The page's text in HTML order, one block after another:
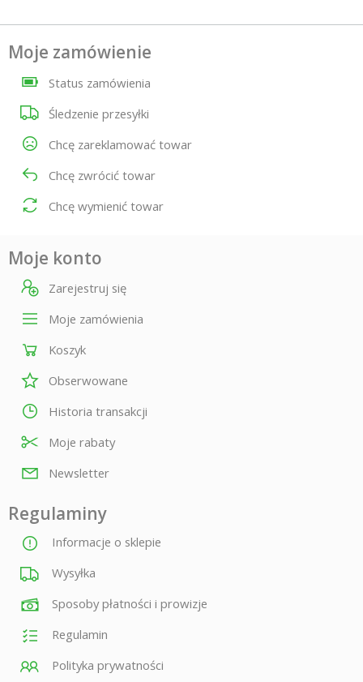
Moje zamówienie
Status zamówienia
Śledzenie przesyłki
Chcę zareklamować towar
Chcę zwrócić towar
Chcę wymienić towar
Moje konto
Zarejestruj się
Moje zamówienia
Koszyk
Obserwowane
Historia transakcji
Moje rabaty
Newsletter
Regulaminy
Informacje o sklepie
Wysyłka
Sposoby płatności i prowizje
Regulamin
Polityka prywatności